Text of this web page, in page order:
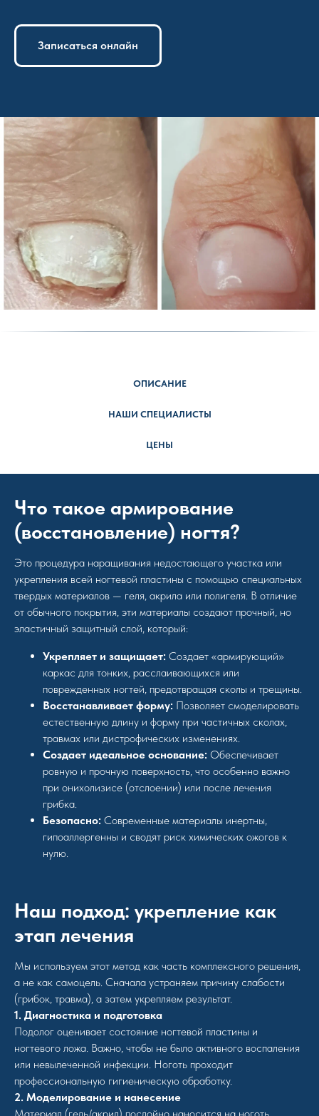
Записаться онлайн
ОПИСАНИЕ
НАШИ СПЕЦИАЛИСТЫ
ЦЕНЫ
Что такое армирование
(восстановление) ногтя?
Это процедура наращивания недостающего участка или
укрепления всей ногтевой пластины с помощью специальных
твердых материалов — геля, акрила или полигеля. В отличие
от обычного покрытия, эти материалы создают прочный, но
эластичный защитный слой, который:
Укрепляет и защищает: Создает «армирующий»
каркас для тонких, расслаивающихся или
поврежденных ногтей, предотвращая сколы и трещины.
Восстанавливает форму: Позволяет смоделировать
естественную длину и форму при частичных сколах,
травмах или дистрофических изменениях.
Создает идеальное основание: Обеспечивает
ровную и прочную поверхность, что особенно важно
при онихолизисе (отслоении) или после лечения
грибка.
Безопасно: Современные материалы инертны,
гипоаллергенны и сводят риск химических ожогов к
нулю.
Наш подход: укрепление как
этап лечения
Мы используем этот метод как часть комплексного решения,
а не как самоцель. Сначала устраняем причину слабости
(грибок, травма), а затем укрепляем результат.
1. Диагностика и подготовка
Подолог оценивает состояние ногтевой пластины и
ногтевого ложа. Важно, чтобы не было активного воспаления
или невылеченной инфекции. Ноготь проходит
профессиональную гигиеническую обработку.
2. Моделирование и нанесение
Материал (гель/акрил) послойно наносится на ноготь,